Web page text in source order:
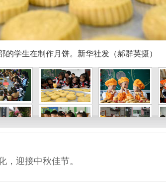
学生在制作月饼。新华社发（郝群英摄）
，迎接中秋佳节。